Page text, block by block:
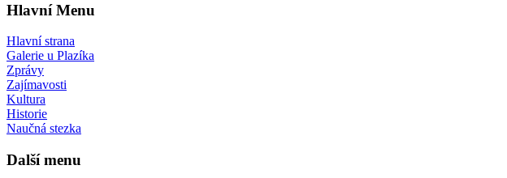
Hlavní Menu
Hlavní strana
Galerie u Plazíka
Zprávy
Zajímavosti
Kultura
Historie
Naučná stezka
Další menu